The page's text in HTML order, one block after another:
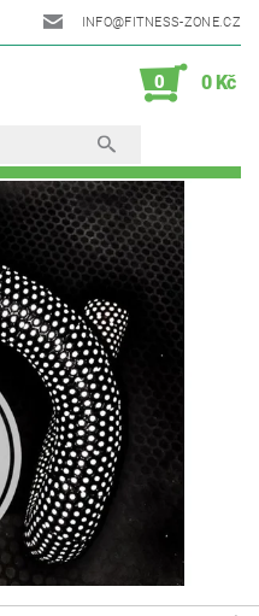
INFO@FITNESS-ZONE.CZ
0 0 Kč